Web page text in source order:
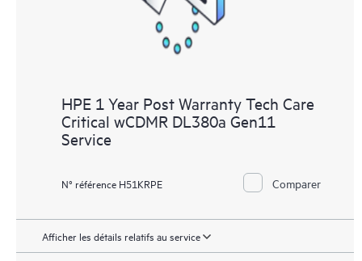
HPE 1 Year Post Warranty Tech Care
Critical wCDMR DL380a Gen11
Service
N° référence H51KRPE Comparer
Afficher les détails relatifs au service